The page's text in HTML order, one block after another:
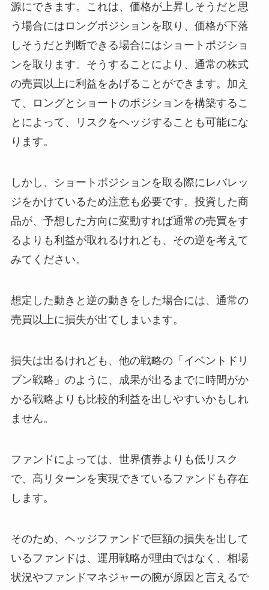
源にできます。これは、価格が上昇しそうだと思
う場合にはロングポジションを取り、価格が下落
しそうだと判断できる場合にはショートポジショ
ンを取ります。そうすることにより、通常の株式
の売買以上に利益をあげることができます。加え
て、ロングとショートのポジションを構築するこ
とによって、リスクをヘッジすることも可能にな
ります。
しかし、ショートポジションを取る際にレバレッ
ジをかけているため注意も必要です。投資した商
品が、予想した方向に変動すれば通常の売買をす
るよりも利益が取れるけれども、その逆を考えて
みてください。
想定した動きと逆の動きをした場合には、通常の
売買以上に損失が出てしまいます。
損失は出るけれども、他の戦略の「イベントドリ
ブン戦略」のように、成果が出るまでに時間がか
かる戦略よりも比較的利益を出しやすいかもしれ
ません。
ファンドによっては、世界債券よりも低リスク
で、高リターンを実現できているファンドも存在
します。
そのため、ヘッジファンドで巨額の損失を出して
いるファンドは、運用戦略が理由ではなく、相場
状況やファンドマネジャーの腕が原因と言えるで